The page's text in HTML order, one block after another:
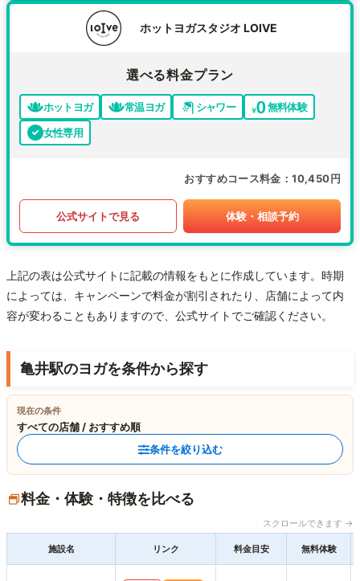
ホットヨガスタジオ LOIVE
選べる料金プラン
ホットヨガ 常温ヨガ シャワー
無料体験
女性専用
おすすめコース料金 10,450円
公式サイトで見る 体験・相談予約
上記の表は公式サイトに記載の情報をもとに作成しています。時期
によっては、キャンペーンで料金が割引されたり、店舗によって内
容が変わることもありますので、公式サイトでご確認ください。
亀井駅のヨガを条件から探す
現在の条件
すべての店舗 / おすすめ順
条件を絞り込む
料金・体験・特徴を比べる
スクロールできます →
施設名 リンク 料金目安 無料体験